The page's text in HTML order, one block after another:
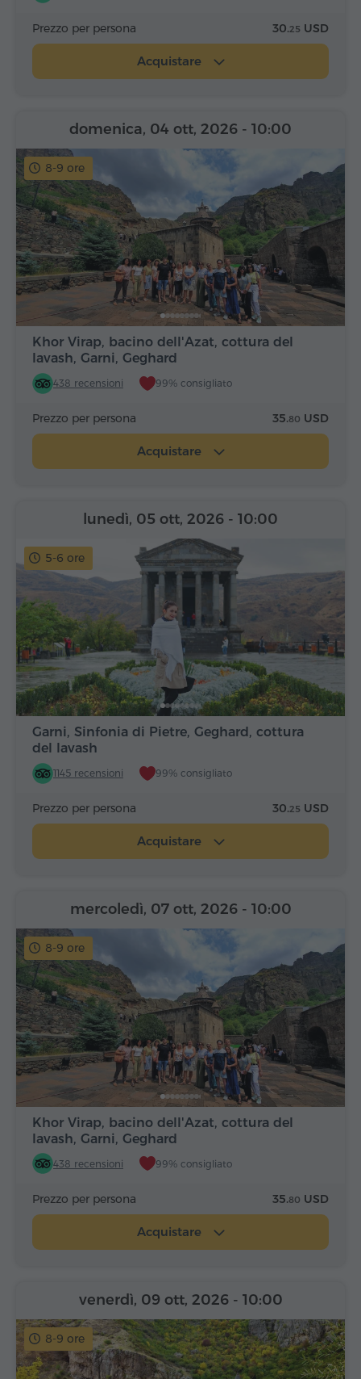
Prezzo per persona 30.25 USD
Acquistare
8-9 ore
Khor Virap, bacino dell'Azat, cottura del
lavash, Garni, Geghard
438 recensioni 99% consigliato
domenica, 04 ott, 2026 - 10:00
Prezzo per persona 35.80 USD
Acquistare
5-6 ore
Garni, Sinfonia di Pietre, Geghard, cottura
del lavash
1145 recensioni 99% consigliato
lunedì, 05 ott, 2026 - 10:00
Prezzo per persona 30.25 USD
Acquistare
8-9 ore
Khor Virap, bacino dell'Azat, cottura del
lavash, Garni, Geghard
438 recensioni 99% consigliato
mercoledì, 07 ott, 2026 - 10:00
Prezzo per persona 35.80 USD
Acquistare
8-9 ore
venerdì, 09 ott, 2026 - 10:00